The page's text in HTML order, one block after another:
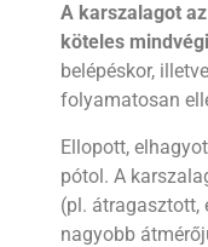
A karszalagot
köteles
belépéskor,
folyamatosan
Ellopott,
pótol. A
(pl. átragasztott,
nagyobb